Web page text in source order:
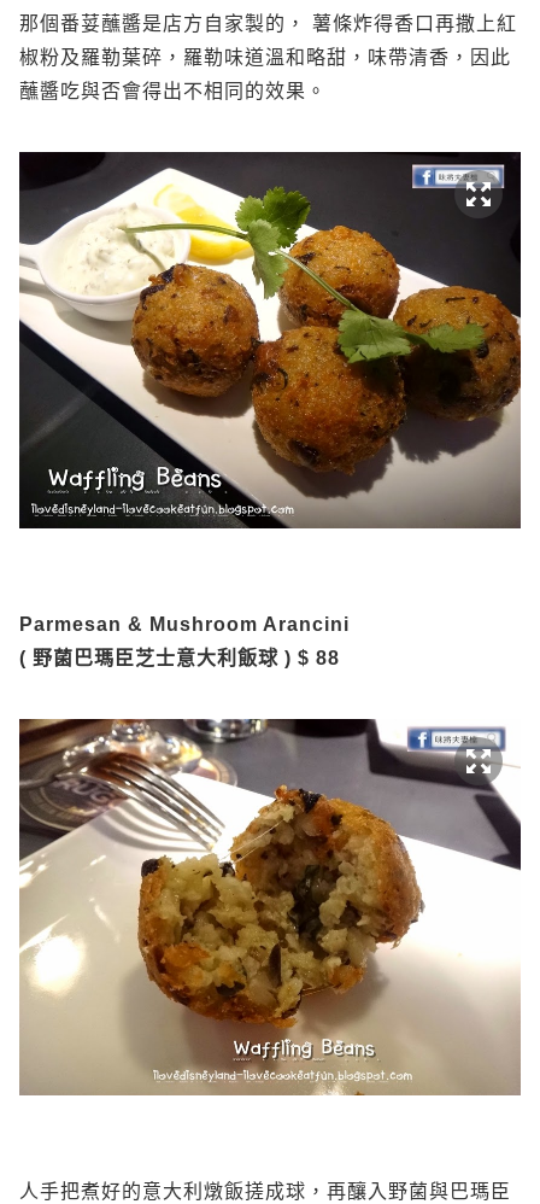
那個番荽蘸醬是店方自家製的， 薯條炸得香口再撒上紅
椒粉及羅勒葉碎，羅勒味道溫和略甜，味帶清香，因此
蘸醬吃與否會得出不相同的效果。
Parmesan & Mushroom Arancini
( 野菌巴瑪臣芝士意大利飯球 ) $ 88
人手把煮好的意大利燉飯搓成球，再釀入野菌與巴瑪臣